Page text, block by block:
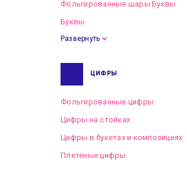
Фольгированные шары Буквы
Буквы
Развернуть
ЦИФРЫ
Фольгированные цифры
Цифры на стойках
Цифры в букетах и композициях
Плетеные цифры